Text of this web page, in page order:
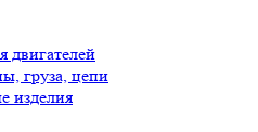
двигателей
груза, цепи
изделия